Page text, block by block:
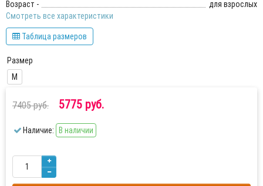
Возраст -
для взрослых
Смотреть все характеристики
Таблица размеров
Размер
M
7405 руб. 5775 руб.
Наличие: В наличии